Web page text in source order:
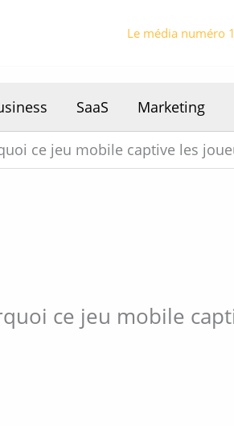
Le média numéro
SaaS Marketing
ce jeu mobile captive les
ce jeu mobile